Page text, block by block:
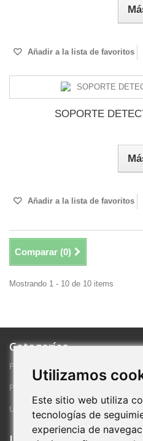
Utilizamos
Este sitio web utiliza
tecnologías de
experiencia de
Añadir a la lista de favoritos
SOPORTE
Añadir a la lista de favoritos
Comparar (0)
Mostrando 1 - 10 de 10 items
Categorías
PRODUCTOS DESTACADOS
PROMOCIONES ESPECIALES
ULTIMAS NOVEDADES